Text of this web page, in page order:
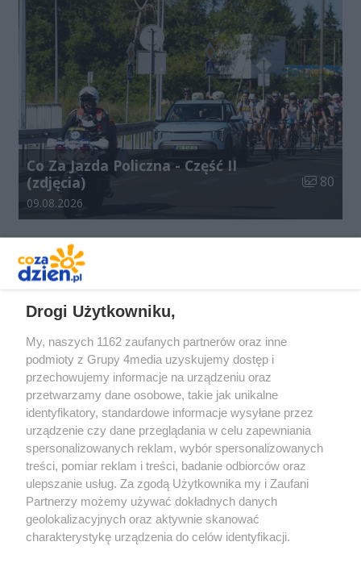
Co Za Jazda Policzna - Część II
(zdjęcia)
Liczba
80
Data dodania galerii:
09.08.2026
Redakcja Reklama Prywatność
Praca Łódź
the:protocol
Drogi Użytkowniku,
My, naszych 1162 zaufanych partnerów oraz inne
podmioty z Grupy 4media uzyskujemy dostęp i
przechowujemy informacje na urządzeniu oraz
przetwarzamy dane osobowe, takie jak unikalne
identyfikatory, standardowe informacje wysyłane przez
urządzenie czy dane przeglądania w celu zapewniania
spersonalizowanych reklam, wybór spersonalizowanych
treści, pomiar reklam i treści, badanie odbiorców oraz
ulepszanie usług. Za zgodą Użytkownika my i Zaufani
Partnerzy możemy używać dokładnych danych
geolokalizacyjnych oraz aktywnie skanować
charakterystykę urządzenia do celów identyfikacji.